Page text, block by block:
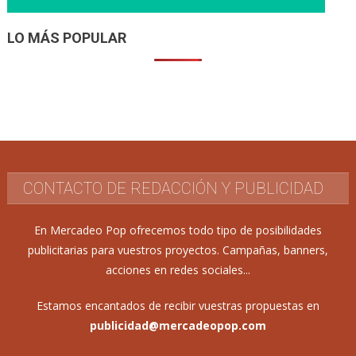
LO MÁS POPULAR
CONTACTO DE REDACCIÓN Y PUBLICIDAD
En Mercadeo Pop ofrecemos todo tipo de posibilidades
publicitarias para vuestros proyectos. Campañas, banners,
acciones en redes sociales...
Estamos encantados de recibir vuestras propuestas en
publicidad@mercadeopop.com